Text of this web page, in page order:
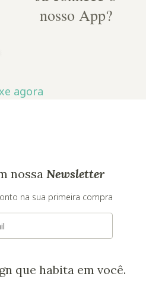
nosso App?
agora
nossa Newsletter
na sua primeira compra
que habita em você.